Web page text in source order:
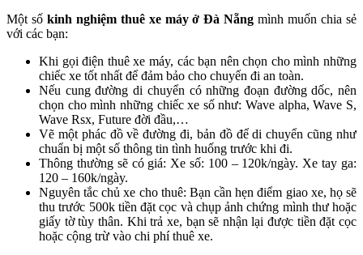
Một số kinh nghiệm thuê xe máy ở Đà Nẵngmình muốn chia sẻ
với các bạn:
Khi gọi điện thuê xe máy, các bạn nên chọn cho mình những
chiếc xe tốt nhất để đảm bảo cho chuyến đi an toàn.
Nếu cung đường di chuyển có những đoạn đường dốc, nên
chọn cho mình những chiếc xe số như: Wave alpha, Wave S,
Wave Rsx, Future đời đầu,…
Vẽ một phác đồ về đường đi, bản đồ để di chuyển cũng như
chuẩn bị một số thông tin tình huống trước khi đi.
Thông thường sẽ có giá: Xe số: 100 – 120k/ngày. Xe tay ga:
120 – 160k/ngày.
Nguyên tắc chủ xe cho thuê: Bạn cần hẹn điểm giao xe, họ sẽ
thu trước 500k tiền đặt cọc và chụp ảnh chứng mình thư hoặc
giấy tờ tùy thân. Khi trả xe, bạn sẽ nhận lại được tiền đặt cọc
hoặc cộng trừ vào chi phí thuê xe.